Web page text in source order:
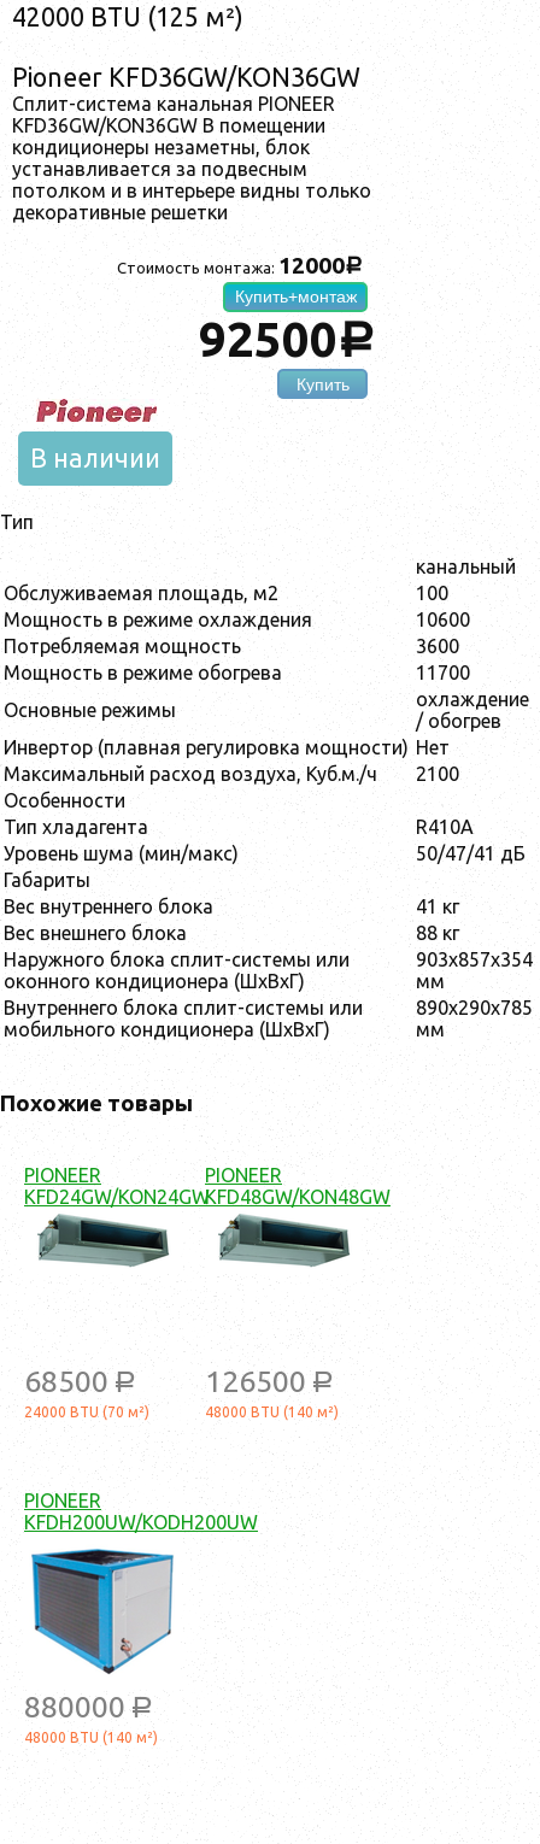
42000 BTU (125 м²)
Pioneer KFD36GW/KON36GW
Сплит-система канальная PIONEER
KFD36GW/KON36GW В помещении
кондиционеры незаметны, блок
устанавливается за подвесным
потолком и в интерьере видны только
декоративные решетки
Стоимость монтажа: 12000a
Купить+монтаж
92500a
Купить
В наличии
Тип
канальный
Обслуживаемая площадь, м2
100
Мощность в режиме охлаждения
10600
Потребляемая мощность
3600
Мощность в режиме обогрева
11700
Основные режимы
охлаждение
/ обогрев
Инвертор (плавная регулировка мощности) Нет
Максимальный расход воздуха, Куб.м./ч
2100
Особенности
Тип хладагента
R410A
Уровень шума (мин/макс)
50/47/41 дБ
Габариты
Вес внутреннего блока
41 кг
Вес внешнего блока
88 кг
Наружного блока сплит-системы или
оконного кондиционера (ШxВxГ)
903x857x354
мм
Внутреннего блока сплит-системы или
мобильного кондиционера (ШxВxГ)
890х290х785
мм
Похожие товары
PIONEER
KFD24GW/KON24GW
68500 a
24000 BTU (70 м²)
PIONEER
KFD48GW/KON48GW
126500 a
48000 BTU (140 м²)
PIONEER
KFDH200UW/KODH200UW
880000 a
48000 BTU (140 м²)